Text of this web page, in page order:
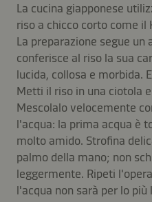
La cucina giapponese
riso a chicco corto come il
La preparazione segue
conferisce al riso la sua
lucida, collosa e morbida.
Metti il riso in una ciotola
Mescolalo velocemente
l'acqua: la prima acqua è
molto amido. Strofina
palmo della mano; non
leggermente. Ripeti
l'acqua non sarà per lo